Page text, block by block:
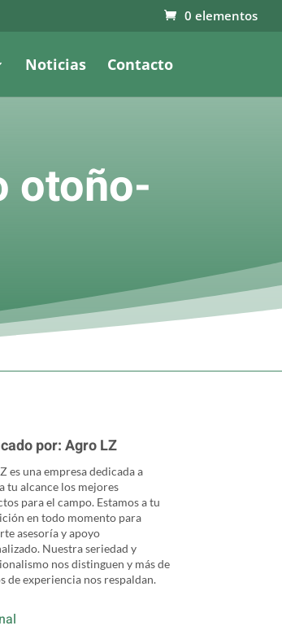
0 elementos
Noticias Contacto
otoño-
por:Agro LZ
es una empresa dedicada a
tu alcance los mejores
para el campo. Estamos a tu
en todo momento para
asesoría y apoyo
Nuestra seriedad y
nos distinguen y más de
de experiencia nos respaldan.